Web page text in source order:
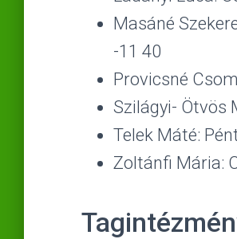
Masáné
-11 40
Provicsné
Szilágyi- Ötvös
Telek Máté:
Zoltánfi Mária: